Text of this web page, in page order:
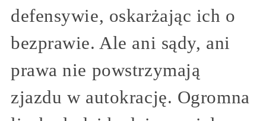
defensywie, oskarżając ich o
bezprawie. Ale ani sądy, ani
prawa nie powstrzymają
zjazdu w autokrację. Ogromna